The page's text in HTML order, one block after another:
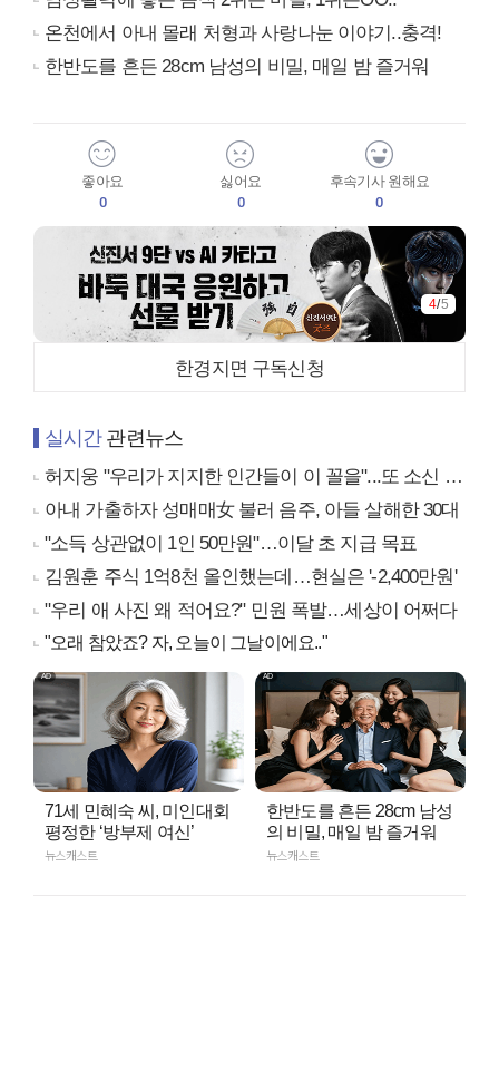
온천에서 아내 몰래 처형과 사랑나눈 이야기..충격!
한반도를 흔든 28cm 남성의 비밀, 매일 밤 즐거워
좋아요
0
싫어요
0
후속기사 원해요
0
4/5
한경지면 구독신청
실시간관련뉴스
허지웅 "우리가 지지한 인간들이 이 꼴을"...또 소신 발언
아내 가출하자 성매매女 불러 음주, 아들 살해한 30대
"소득 상관없이 1인 50만원"…이달 초 지급 목표
김원훈 주식 1억8천 올인했는데…현실은 '-2,400만원'
"우리 애 사진 왜 적어요?" 민원 폭발…세상이 어쩌다
"오래 참았죠? 자, 오늘이 그날이에요.."
71세 민혜숙 씨, 미인대회
평정한 ‘방부제 여신’
뉴스캐스트
한반도를 흔든 28cm 남성
의 비밀, 매일 밤 즐거워
뉴스캐스트